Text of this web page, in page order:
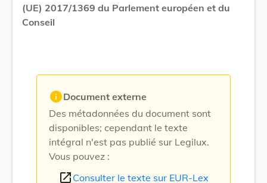
(UE) 2017/1369 du Parlement européen et du
Conseil
infoDocument externe
Des métadonnées du document sont
disponibles; cependant le texte
intégral n'est pas publié sur Legilux.
Vous pouvez :
open_in_new Consulter le texte sur EUR-Lex